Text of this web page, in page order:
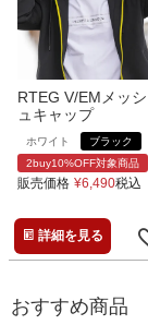
RTEG V/EMメッシ
ュキャップ
ホワイト
ブラック
2buy10%OFF対象商品
販売価格 ¥6,490税込
詳細を見る
おすすめ商品